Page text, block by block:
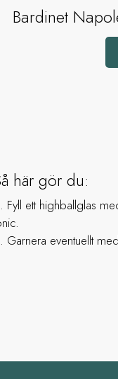
Bardinet
här gör du:
Fyll ett highballglas
Garnera eventuellt